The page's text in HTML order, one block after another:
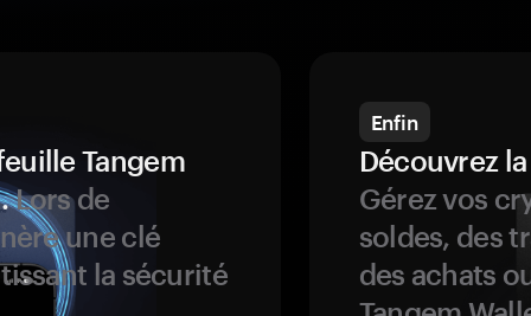
Tangem
Lors de
une clé
la sécurité
Enfin
Découvrez
Gérez vos
soldes, des
des achats